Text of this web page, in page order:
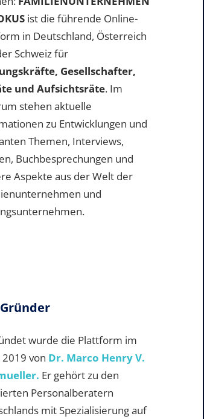
ist die führende Online-
in Deutschland, Österreich
Schweiz für
Gesellschafter,
und Aufsichtsräte. Im
stehen aktuelle
zu Entwicklungen und
Themen, Interviews,
Buchbesprechungen und
Aspekte aus der Welt der
und
wurde die Plattform im
2019 von Dr. Marco Henry V.
Er gehört zu den
Personalberatern
mit Spezialisierung auf